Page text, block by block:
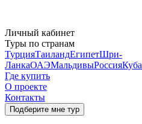
Личный кабинет
Туры по странам
ТурцияТаиландЕгипетШри-
ЛанкаОАЭМальдивыРоссияКуба
Где купить
О проекте
Контакты
Подберите мне тур